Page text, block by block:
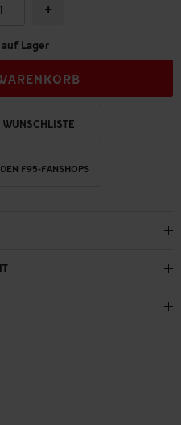
+
Lager
WUNSCHLISTE
F95-FANSHOPS